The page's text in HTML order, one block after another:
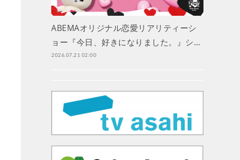
ABEMAオリジナル恋愛リアリティーシ
ョー『今日、好きになりました。』シ…
2026.07.21 02:00